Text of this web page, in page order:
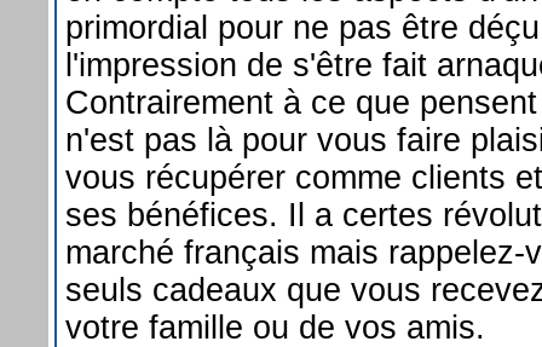
primordial pour ne pas être
l'impression de s'être fait
Contrairement à ce que
n'est pas là pour vous faire
vous récupérer comme clients
ses bénéfices. Il a certes
marché français mais rappelez-
seuls cadeaux que vous
votre famille ou de vos amis.